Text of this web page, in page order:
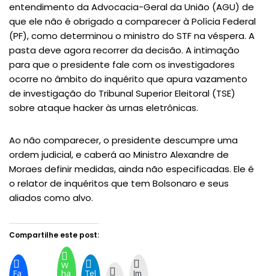
entendimento da Advocacia-Geral da União (AGU) de
que ele não é obrigado a comparecer à Polícia Federal
(PF), como determinou o ministro do STF na véspera. A
pasta deve agora recorrer da decisão. A intimação
para que o presidente fale com os investigadores
ocorre no âmbito do inquérito que apura vazamento
de investigação do Tribunal Superior Eleitoral (TSE)
sobre ataque hacker às urnas eletrônicas.
Ao não comparecer, o presidente descumpre uma
ordem judicial, e caberá ao Ministro Alexandre de
Moraes definir medidas, ainda não especificadas. Ele é
o relator de inquéritos que tem Bolsonaro e seus
aliados como alvo.
Compartilhe este post:
Fa
W
ha Tel Im